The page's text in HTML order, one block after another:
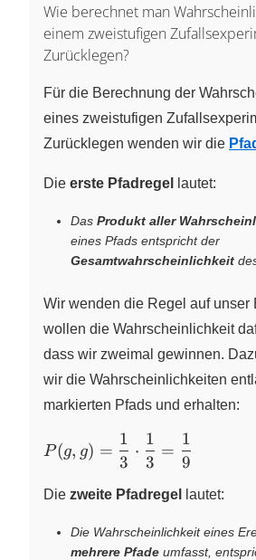
Wie berechnet man
einem zweistufigen
Zurücklegen?
Für die Berechnung der
eines zweistufigen
Zurücklegen wenden wir die
Die erste Pfadregel lautet:
Das Produkt aller
eines Pfads entspricht der
Gesamtwahrscheinlichkeit
Wir wenden die Regel auf unser
wollen die Wahrscheinlichkeit
dass wir zweimal gewinnen.
wir die Wahrscheinlichkeiten
markierten Pfads und erhalten:
P(g,g) =
\dfrac{1}
{3} \cdot
\dfrac{1}
{3} =
\dfrac{1}
P(g, g) =
3
1
⋅
3
1
=
9
1
Die zweite Pfadregel lautet:
Die Wahrscheinlichkeit eines
mehrere Pfade umfasst,